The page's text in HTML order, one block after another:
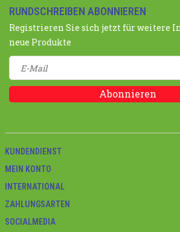
RUNDSCHREIBEN ABONNIEREN
Registrieren Sie sich jetzt für weitere
neue Produkte
Abonnieren
KUNDENDIENST
MEIN KONTO
INTERNATIONAL
ZAHLUNGSARTEN
SOCIALMEDIA